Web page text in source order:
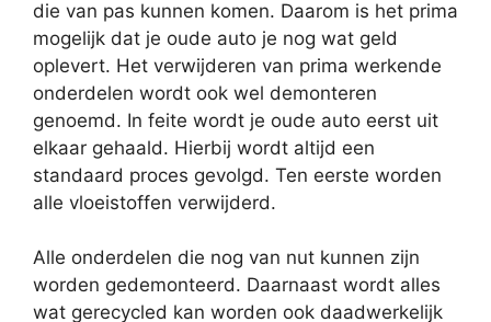
die van pas kunnen komen. Daarom is het prima
mogelijk dat je oude auto je nog wat geld
oplevert. Het verwijderen van prima werkende
onderdelen wordt ook wel demonteren
genoemd. In feite wordt je oude auto eerst uit
elkaar gehaald. Hierbij wordt altijd een
standaard proces gevolgd. Ten eerste worden
alle vloeistoffen verwijderd.
Alle onderdelen die nog van nut kunnen zijn
worden gedemonteerd. Daarnaast wordt alles
wat gerecycled kan worden ook daadwerkelijk